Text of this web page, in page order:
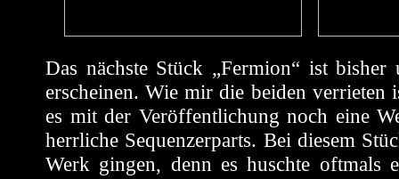
Das nächste Stück „Fermion“ ist
erscheinen. Wie mir die beiden verrieten
es mit der Veröffentlichung noch eine
herrliche Sequenzerparts. Bei diesem
Werk gingen, denn es huschte oftmals